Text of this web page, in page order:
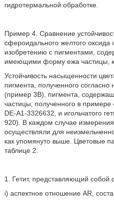
гидротермальной обработке.
Пример 4. Сравнение
сфероидального желтого
изобретению с пигментами,
имеющими форму ежа частицы,
Устойчивость насыщенности
пигмента, полученного
(пример 3В), пигмента,
частицы, полученного в примере
DE-A1-3326632, и игольчатого
920). В каждом случае
осуществляли для
как упомянуто выше. Цветовые
таблице 2.
1. Гетит, представляющий
i) аспектное отношение AR,